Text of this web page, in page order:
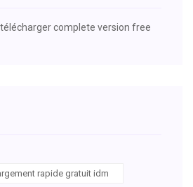
complete version free
rapide gratuit idm